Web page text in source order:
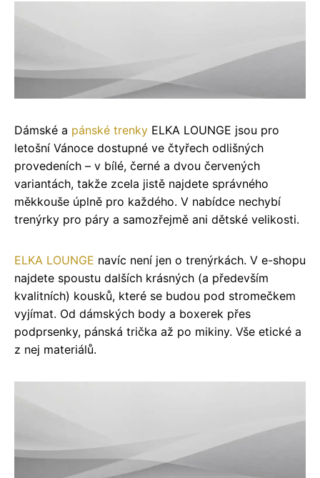
Dámské a pánské trenky ELKA LOUNGE jsou pro
letošní Vánoce dostupné ve čtyřech odlišných
provedeních – v bílé, černé a dvou červených
variantách, takže zcela jistě najdete správného
měkkouše úplně pro každého. V nabídce nechybí
trenýrky pro páry a samozřejmě ani dětské velikosti.
ELKA LOUNGE navíc není jen o trenýrkách. V e-shopu
najdete spoustu dalších krásných (a především
kvalitních) kousků, které se budou pod stromečkem
vyjímat. Od dámských body a boxerek přes
podprsenky, pánská trička až po mikiny. Vše etické a
z nej materiálů.